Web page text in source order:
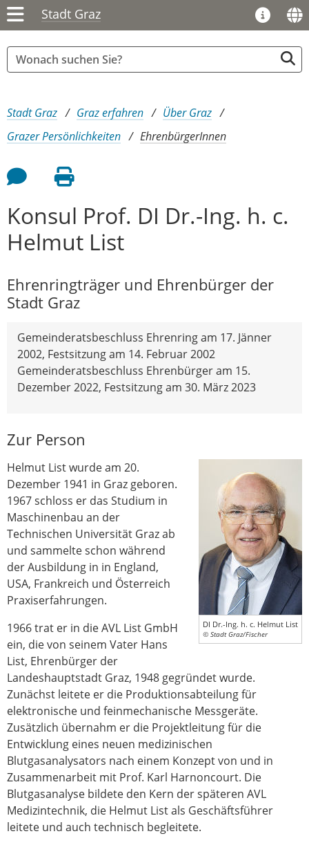
Stadt Graz
Sie sind hier:
Stadt Graz Graz erfahren
Über Graz
Grazer Persönlichkeiten
EhrenbürgerInnen
Feedback an Autor
Seite drucken
Konsul Prof. DI Dr.-Ing. h. c.
Helmut List
Ehrenringträger und Ehrenbürger der
Stadt Graz
Gemeinderatsbeschluss Ehrenring am 17. Jänner
2002, Festsitzung am 14. Februar 2002
Gemeinderatsbeschluss Ehrenbürger am 15.
Dezember 2022, Festsitzung am 30. März 2023
Zur Person
DI Dr.-Ing. h. c. Helmut List
© Stadt Graz/Fischer
Helmut List wurde am 20.
Dezember 1941 in Graz geboren.
1967 schloss er das Studium in
Maschinenbau an der
Technischen Universität Graz ab
und sammelte schon während
der Ausbildung in in England,
USA, Frankreich und Österreich
Praxiserfahrungen.
1966 trat er in die AVL List GmbH
ein, die von seinem Vater Hans
List, Ehrenbürger der
Landeshauptstadt Graz, 1948 gegründet wurde.
Zunächst leitete er die Produktionsabteilung für
elektronische und feinmechanische Messgeräte.
Zusätzlich übernahm er die Projektleitung für die
Entwicklung eines neuen medizinischen
Blutgasanalysators nach einem Konzept von und in
Zusammenarbeit mit Prof. Karl Harnoncourt. Die
Blutgasanalyse bildete den Kern der späteren AVL
Medizintechnik, die Helmut List als Geschäftsführer
leitete und auch technisch begleitete.